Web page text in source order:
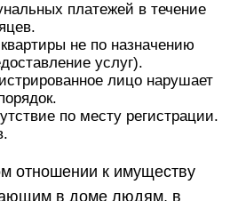
платежей в течение
не по назначению
услуг).
лицо нарушает
по месту регистрации.
отношении к имуществу
в доме людям, в